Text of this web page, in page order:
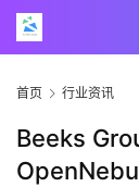
首页 行业资讯
Beeks